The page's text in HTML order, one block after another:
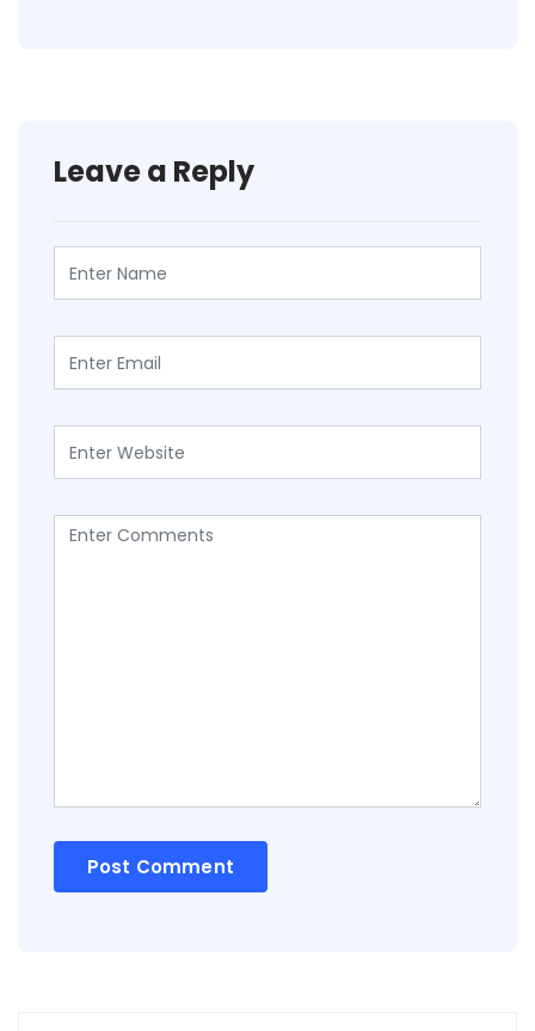
Leave a Reply